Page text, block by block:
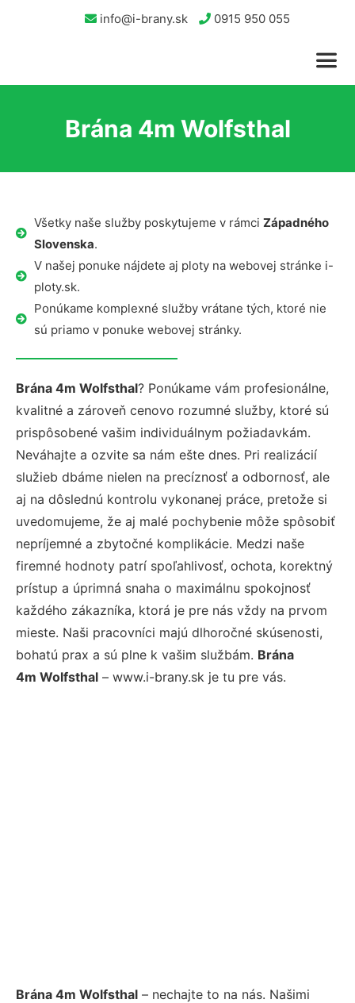
info@i-brany.sk 0915 950 055
Brána 4m Wolfsthal
Všetky naše služby poskytujeme v rámci Západného
Slovenska.
V našej ponuke nájdete aj ploty na webovej stránke i-
ploty.sk.
Ponúkame komplexné služby vrátane tých, ktoré nie
sú priamo v ponuke webovej stránky.
Brána 4m Wolfsthal? Ponúkame vám profesionálne,
kvalitné a zároveň cenovo rozumné služby, ktoré sú
prispôsobené vašim individuálnym požiadavkám.
Neváhajte a ozvite sa nám ešte dnes. Pri realizácií
služieb dbáme nielen na precíznosť a odbornosť, ale
aj na dôslednú kontrolu vykonanej práce, pretože si
uvedomujeme, že aj malé pochybenie môže spôsobiť
nepríjemné a zbytočné komplikácie. Medzi naše
firemné hodnoty patrí spoľahlivosť, ochota, korektný
prístup a úprimná snaha o maximálnu spokojnosť
každého zákazníka, ktorá je pre nás vždy na prvom
mieste. Naši pracovníci majú dlhoročné skúsenosti,
bohatú prax a sú plne k vašim službám. Brána
4m Wolfsthal – www.i-brany.sk je tu pre vás.
Brána 4m Wolfsthal – nechajte to na nás. Našimi